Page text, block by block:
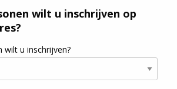
wilt u inschrijven op
wilt u inschrijven?